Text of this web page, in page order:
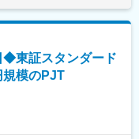
人目標が設定されます
と反映します
ンです。
改善活動を推進すること
製品づくりを支えていた
(月額)は固定手当を含めた
◆東証スタンダード
模のPJT